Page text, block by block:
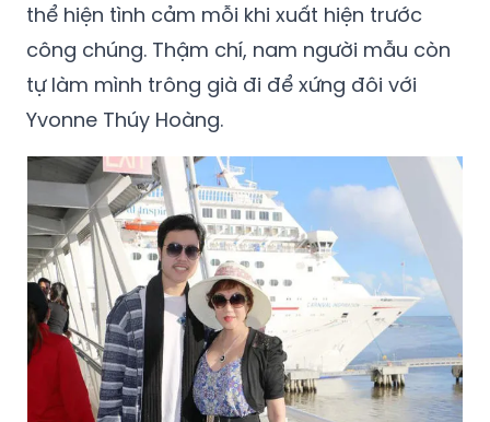
thể hiện tình cảm mỗi khi xuất hiện trước
công chúng. Thậm chí, nam người mẫu còn
tự làm mình trông già đi để xứng đôi với
Yvonne Thúy Hoàng.